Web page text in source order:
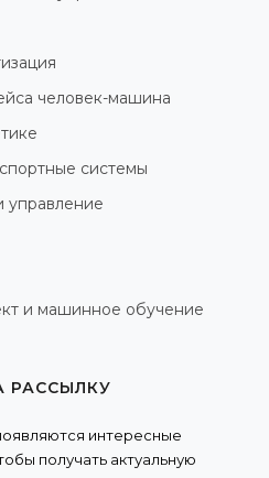
человек-машина
системы
управление
и машинное обучение
РАССЫЛКУ
интересные
получать актуальную